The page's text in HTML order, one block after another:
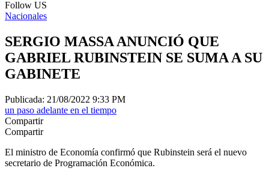
Follow US
Nacionales
SERGIO MASSA ANUNCIÓ QUE
GABRIEL RUBINSTEIN SE SUMA A SU
GABINETE
Publicada: 21/08/2022 9:33 PM
un paso adelante en el tiempo
Compartir
Compartir
El ministro de Economía confirmó que Rubinstein será el nuevo
secretario de Programación Económica.